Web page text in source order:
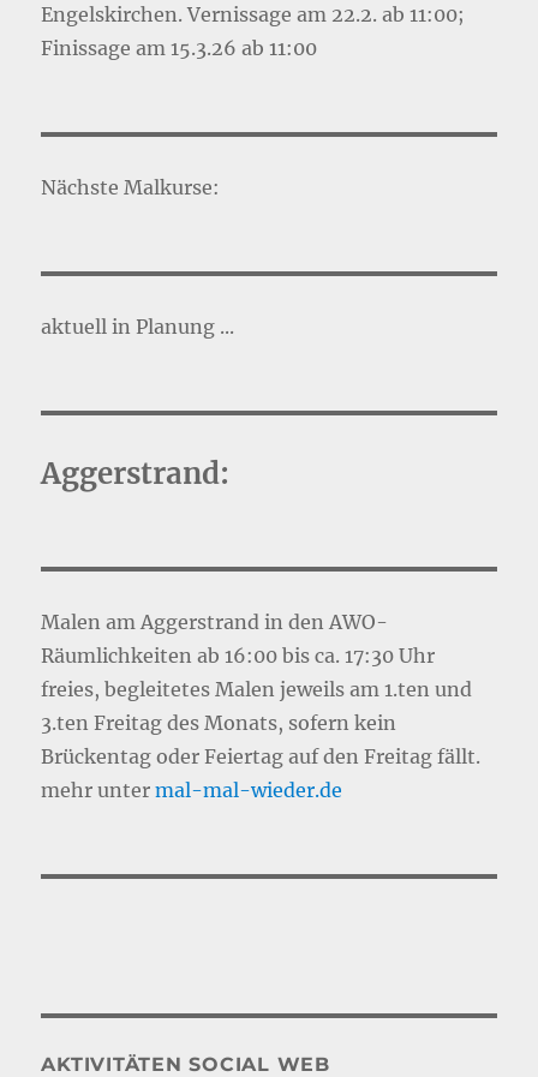
Engelskirchen. Vernissage am 22.2. ab 11:00;
Finissage am 15.3.26 ab 11:00
Nächste Malkurse:
aktuell in Planung ...
Aggerstrand:
Malen am Aggerstrand in den AWO-
Räumlichkeiten ab 16:00 bis ca. 17:30 Uhr
freies, begleitetes Malen jeweils am 1.ten und
3.ten Freitag des Monats, sofern kein
Brückentag oder Feiertag auf den Freitag fällt.
mehr untermal-mal-wieder.de
AKTIVITÄTEN SOCIAL WEB